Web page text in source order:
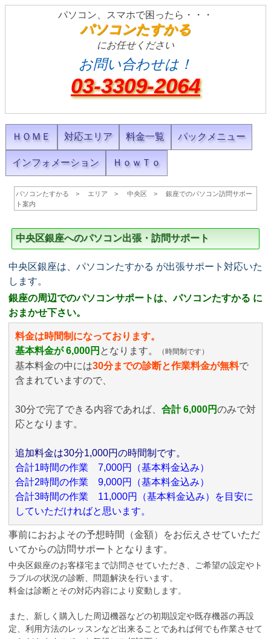
パソコン、スマホで困ったら・・・
パソコンたすかる
にお任せください
お問い合わせは！
03-3309-2064
ＨＯＭＥ 対応エリア 料金一覧 パックメニュー
インフォメーション ＨｏｗＴｏ
パソコンたすかる エリア 中央区
銀座でのパソコン訪問サポー
ト案内
中央区銀座へのパソコン出張・訪問サポート
中央区銀座は、パソコンたすかる が出張サポート対応いた
します。
銀座の周辺でのパソコンサポートは、パソコンたすかる に
おまかせ下さい。
料金は時間制になっております。
基本料金が 6,000円 となります。 （時間制です）
基本料金の中には30分までの診断と作業料金が無料で
含まれていますので、
30分で完了できる内容であれば、 合計 6,000円のみで対
応となります。
追加料金は30分1,000円の時間制です。
合計1時間の作業 7,000円（基本料金込み）
合計2時間の作業 9,000円（基本料金込み）
合計3時間の作業 11,000円（基本料金込み）を目安に
していただければと思います。
事前におおよその予想時間（金額）をお伝えさせていただ
いてからの訪問サポートとなります。
中央区銀座のお客様宅まで訪問させていただき、ご希望の設定やト
ラブルの状況の診断、問題解決を行います。
料金は診断とその対応内容により変動します。
また、新しく購入した周辺機器などの初期設定や既存機器の再設
定、利用方法のレッスンなど出来ることであれば何でも作業させて